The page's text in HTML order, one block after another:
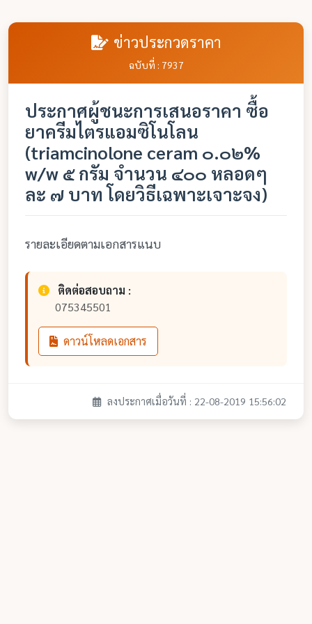
ข่าวประกวดราคา
ฉบับที่ : 7937
ประกาศผู้ชนะการเสนอราคา ซื้อ
ยาครีมไตรแอมซิโนโลน
(triamcinolone ceram ๐.๐๒%
w/w ๕ กรัม จำนวน ๔๐๐ หลอดๆ
ละ ๗ บาท โดยวิธีเฉพาะเจาะจง)
รายละเอียดตามเอกสารแนบ
ติดต่อสอบถาม :
075345501
ดาวน์โหลดเอกสาร
ลงประกาศเมื่อวันที่ : 22-08-2019 15:56:02